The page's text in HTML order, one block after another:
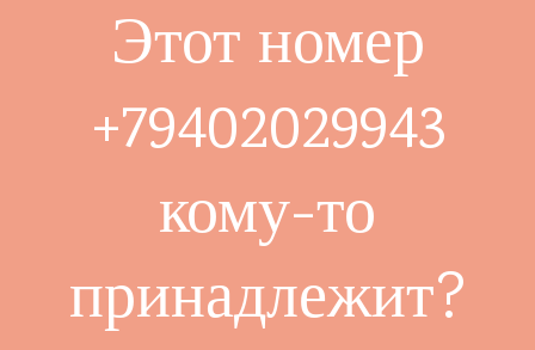
Этот номер
+79402029943
кому-то
принадлежит?